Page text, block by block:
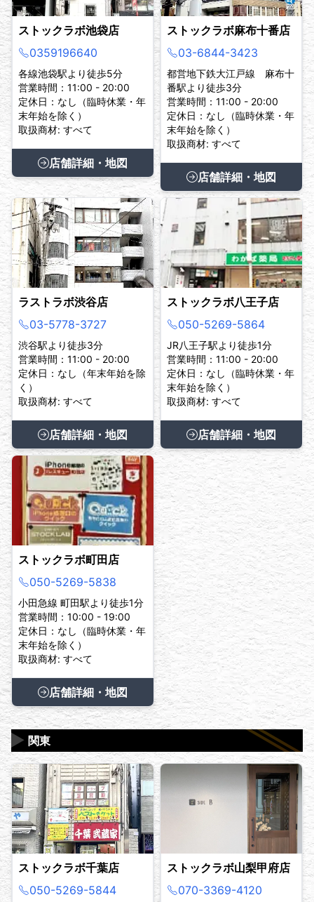
ストックラボ池袋店
0359196640
各線池袋駅より徒歩5分
営業時間：11:00 - 20:00
定休日：なし（臨時休業・年
末年始を除く）
取扱商材: すべて
店舗詳細・地図
ストックラボ麻布十番店
03-6844-3423
都営地下鉄大江戸線 麻布十
番駅より徒歩3分
営業時間：11:00 - 20:00
定休日：なし（臨時休業・年
末年始を除く）
取扱商材: すべて
店舗詳細・地図
ラストラボ渋谷店
03-5778-3727
渋谷駅より徒歩3分
営業時間：11:00 - 20:00
定休日：なし（年末年始を除
く）
取扱商材: すべて
店舗詳細・地図
ストックラボ八王子店
050-5269-5864
JR八王子駅より徒歩1分
営業時間：11:00 - 20:00
定休日：なし（臨時休業・年
末年始を除く）
取扱商材: すべて
店舗詳細・地図
ストックラボ町田店
050-5269-5838
小田急線 町田駅より徒歩1分
営業時間：10:00 - 19:00
定休日：なし（臨時休業・年
末年始を除く）
取扱商材: すべて
店舗詳細・地図
関東
▶
ストックラボ千葉店
050-5269-5844
ストックラボ山梨甲府店
070-3369-4120